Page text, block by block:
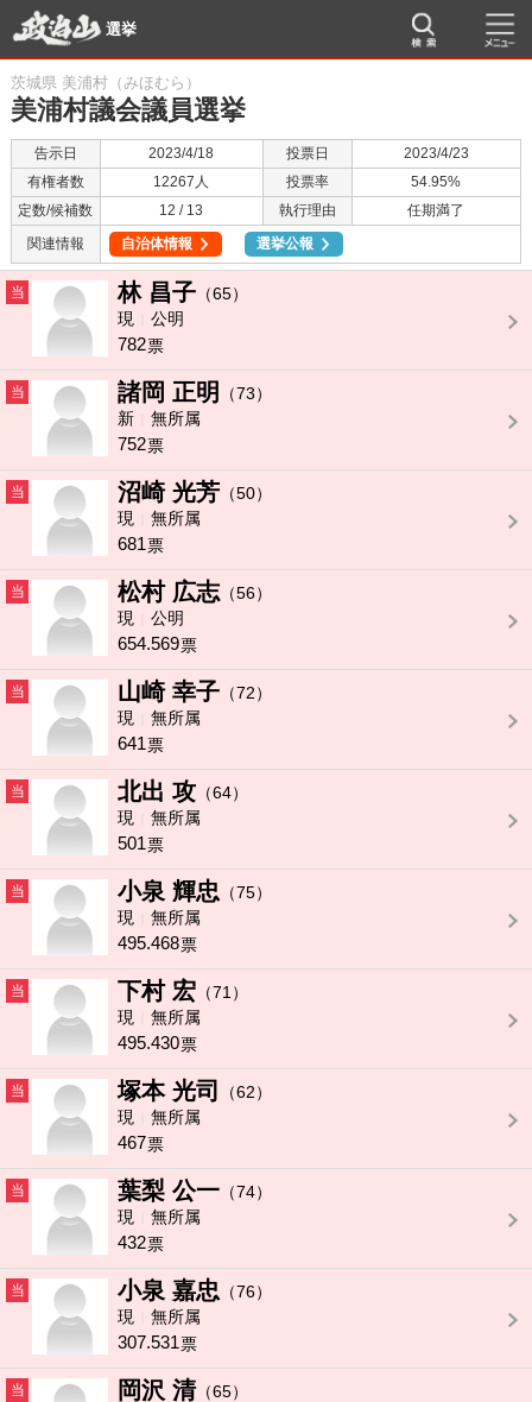
選挙
茨城県 美浦村（みほむら）
美浦村議会議員選挙
告示日 2023/4/18 投票日
2023/4/23
有権者数
12267人 投票率
54.95%
定数/候補数
12 / 13 執行理由
任期満了
関連情報
自治体情報 選挙公報
当 林 昌子 （65）
現
公明
782票
当 諸岡 正明
（73）
新
無所属
752票
当 沼崎 光芳 （50）
現
無所属
681票
当 松村 広志 （56）
現
公明
654.569票
当 山崎 幸子 （72）
現
無所属
641票
当 北出 攻 （64）
現
無所属
501票
当 小泉 輝忠 （75）
現
無所属
495.468票
当 下村 宏 （71）
現
無所属
495.430票
当 塚本 光司
（62）
現
無所属
467票
当 葉梨 公一 （74）
現
無所属
432票
当 小泉 嘉忠 （76）
現
無所属
307.531票
当 岡沢 清（65）